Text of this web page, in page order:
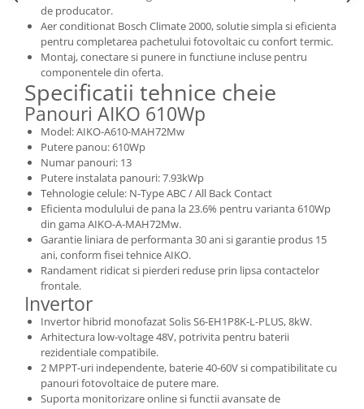
de producator.
Aer conditionat Bosch Climate 2000, solutie simpla si eficienta
pentru completarea pachetului fotovoltaic cu confort termic.
Montaj, conectare si punere in functiune incluse pentru
componentele din oferta.
Specificatii tehnice cheie
Panouri AIKO 610Wp
Model: AIKO-A610-MAH72Mw
Putere panou: 610Wp
Numar panouri: 13
Putere instalata panouri: 7.93kWp
Tehnologie celule: N-Type ABC / All Back Contact
Eficienta modulului de pana la 23.6% pentru varianta 610Wp
din gama AIKO-A-MAH72Mw.
Garantie liniara de performanta 30 ani si garantie produs 15
ani, conform fisei tehnice AIKO.
Randament ridicat si pierderi reduse prin lipsa contactelor
frontale.
Invertor
Invertor hibrid monofazat Solis S6-EH1P8K-L-PLUS, 8kW.
Arhitectura low-voltage 48V, potrivita pentru baterii
rezidentiale compatibile.
2 MPPT-uri independente, baterie 40-60V si compatibilitate cu
panouri fotovoltaice de putere mare.
Suporta monitorizare online si functii avansate de